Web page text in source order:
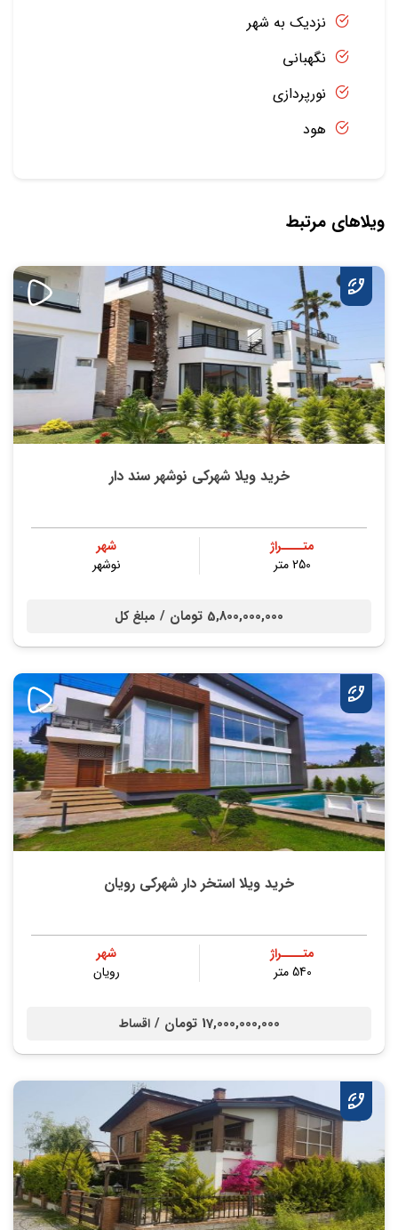
نزدیک به شهر
نگهبانی
نورپردازی
هود
ویلاهای مرتبط
خرید ویلا شهرکی نوشهر سند دار
متــــراژ
250 متر
شهر
نوشهر
5,800,000,000 تومان / مبلغ کل
خرید ویلا استخر دار شهرکی رویان
متــــراژ
540 متر
شهر
رویان
17,000,000,000 تومان / اقساط